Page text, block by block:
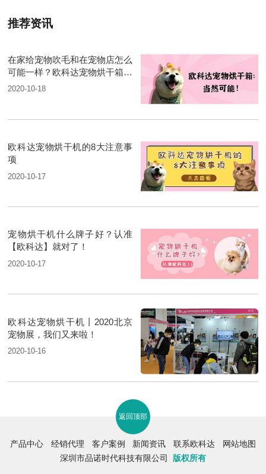
推荐资讯
在家给宠物吹毛和在宠物店怎么
可能一样？欧科达宠物烘干箱：
当然可能
2020-10-18
欧科达宠物烘干机的8大注意事
项
2020-10-17
宠物烘干机什么牌子好？认准
【欧科达】就对了！
2020-10-17
欧科达宠物烘干机丨2020北京
宠物展，我们又来啦！
2020-10-16
返回顶部
产品中心 经销代理 客户案例 新闻资讯 联系欧科达
网站地图
深圳市品诺时代科技有限公司
版权所有